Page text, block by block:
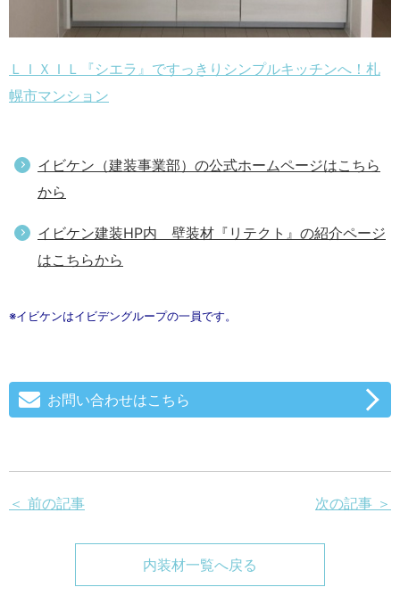
ＬＩＸＩＬ『シエラ』ですっきりシンプルキッチンへ！札
幌市マンション
イビケン（建装事業部）の公式ホームページはこちら
から
イビケン建装HP内 壁装材『リテクト』の紹介ページ
はこちらから
※イビケンはイビデングループの一員です。
お問い合わせはこちら
＜ 前の記事 次の記事 ＞
内装材一覧へ戻る